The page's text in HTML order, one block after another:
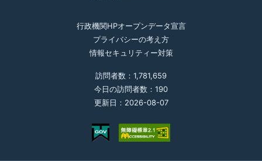
行政機関HPオープンデータ宣言
プライバシーの考え方
情報セキュリティー対策
訪問者数：1,781,659
今日の訪問者数：190
更新日：2026-08-07